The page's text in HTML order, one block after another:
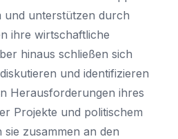
und unterstützen durch
ihre wirtschaftliche
hinaus schließen sich
und identifizieren
Herausforderungen ihres
Projekte und politischem
sie zusammen an den